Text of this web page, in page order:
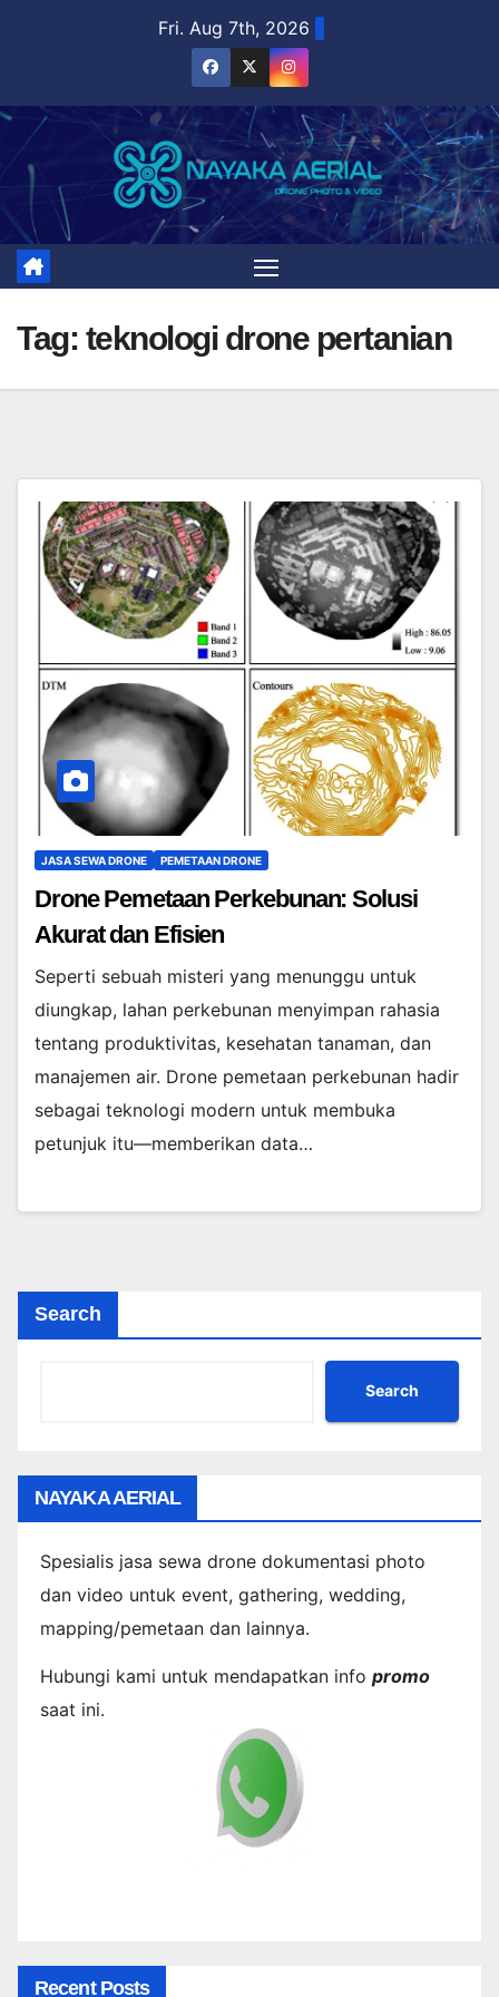
Fri. Aug 7th, 2026
Tag: teknologi drone pertanian
JASA SEWA DRONE PEMETAAN DRONE
Drone Pemetaan Perkebunan: Solusi
Akurat dan Efisien
Seperti sebuah misteri yang menunggu untuk
diungkap, lahan perkebunan menyimpan rahasia
tentang produktivitas, kesehatan tanaman, dan
manajemen air. Drone pemetaan perkebunan hadir
sebagai teknologi modern untuk membuka
petunjuk itu—memberikan data…
Search
Search
NAYAKA AERIAL
Spesialis jasa sewa drone dokumentasi photo
dan video untuk event, gathering, wedding,
mapping/pemetaan dan lainnya.
Hubungi kami untuk mendapatkan info promo
saat ini.
Recent Posts